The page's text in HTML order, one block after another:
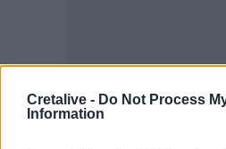
Cretalive - Do Not Process
Information